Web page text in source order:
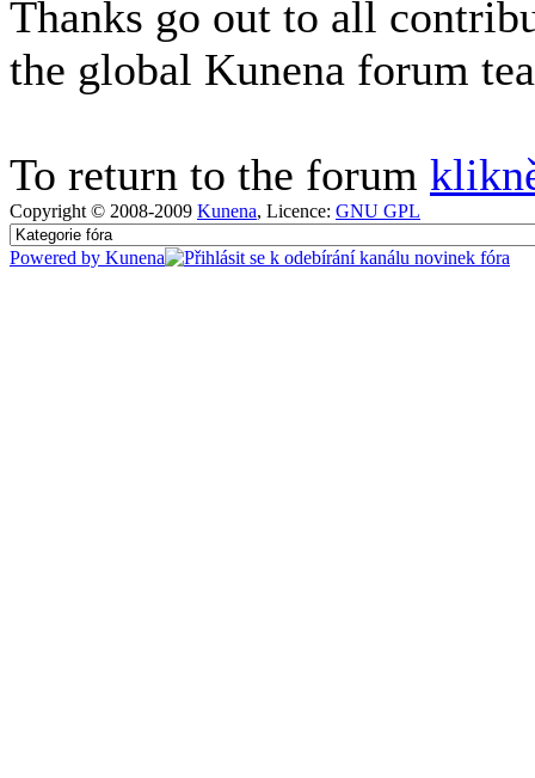
Thanks go out to all
the global Kunena forum
To return to the forum
Copyright © 2008-2009 Kunena, Licence: GNU GPL
Powered by Kunena